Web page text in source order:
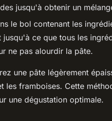
jusqu'à obtenir un
le bol contenant les
ce que tous les
ne pas alourdir la pâte.
une pâte légèrement
framboises. Cette
une dégustation optimale.